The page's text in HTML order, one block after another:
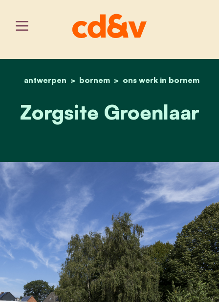
home
antwerpen bornem ons werk in bornem
zorgsite groenlaar
Zorgsite Groenlaar